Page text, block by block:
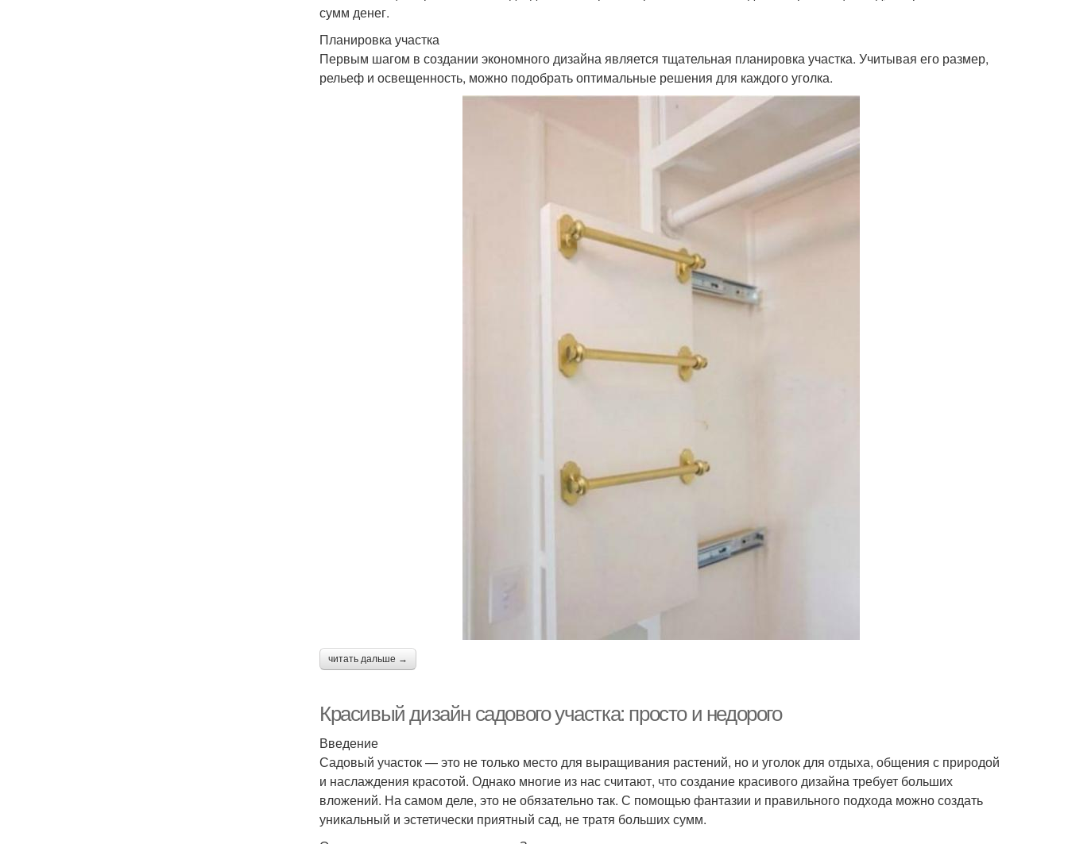
сумм денег.
Планировка участка
Первым шагом в создании экономного дизайна является тщательная планировка участка. Учитывая его размер,
рельеф и освещенность, можно подобрать оптимальные решения для каждого уголка.
читать дальше →
Красивый дизайн садового участка: просто и недорого
Введение
Садовый участок — это не только место для выращивания растений, но и уголок для отдыха, общения с природой
и наслаждения красотой. Однако многие из нас считают, что создание красивого дизайна требует больших
вложений. На самом деле, это не обязательно так. С помощью фантазии и правильного подхода можно создать
уникальный и эстетически приятный сад, не тратя больших сумм.